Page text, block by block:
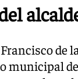
Francisco
municipal